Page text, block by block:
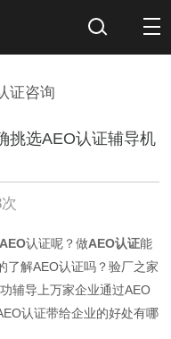
证咨询
挑选AEO认证辅导机
AEO认证呢？做AEO认证能
了解AEO认证吗？验厂之家
辅导上万家企业通过AEO
认证带给企业的好处有哪